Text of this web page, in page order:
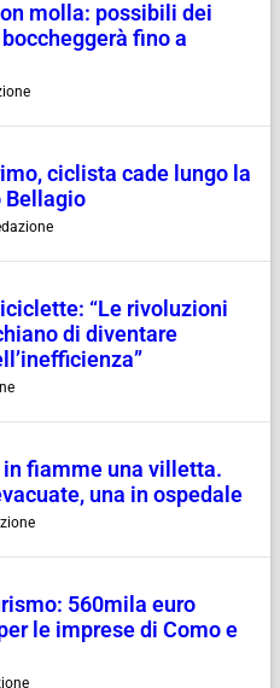
molla: possibili dei
fino a
ciclista cade lungo la
Bellagio
“Le rivoluzioni
di diventare
in fiamme una villetta.
una in ospedale
560mila euro
le imprese di Como e